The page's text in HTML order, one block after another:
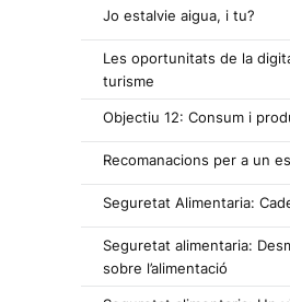
Jo estalvie aigua, i tu?
Les oportunitats de la
turisme
Objectiu 12: Consum i
Recomanacions per a un
Seguretat Alimentaria:
Seguretat alimentaria:
sobre l’alimentació